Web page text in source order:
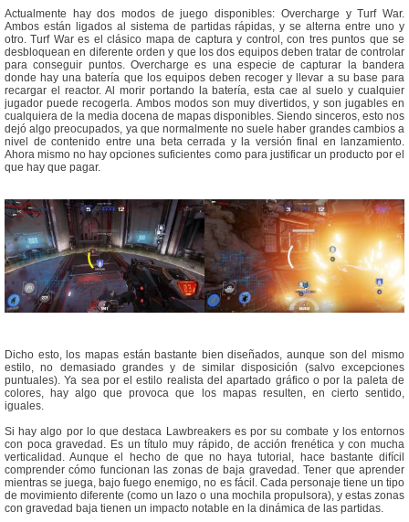
Actualmente hay dos modos de juego disponibles: Overcharge y Turf War.
Ambos están ligados al sistema de partidas rápidas, y se alterna entre uno y
otro. Turf War es el clásico mapa de captura y control, con tres puntos que se
desbloquean en diferente orden y que los dos equipos deben tratar de controlar
para conseguir puntos. Overcharge es una especie de capturar la bandera
donde hay una batería que los equipos deben recoger y llevar a su base para
recargar el reactor. Al morir portando la batería, esta cae al suelo y cualquier
jugador puede recogerla. Ambos modos son muy divertidos, y son jugables en
cualquiera de la media docena de mapas disponibles. Siendo sinceros, esto nos
dejó algo preocupados, ya que normalmente no suele haber grandes cambios a
nivel de contenido entre una beta cerrada y la versión final en lanzamiento.
Ahora mismo no hay opciones suficientes como para justificar un producto por el
que hay que pagar.
Dicho esto, los mapas están bastante bien diseñados, aunque son del mismo
estilo, no demasiado grandes y de similar disposición (salvo excepciones
puntuales). Ya sea por el estilo realista del apartado gráfico o por la paleta de
colores, hay algo que provoca que los mapas resulten, en cierto sentido,
iguales.
Si hay algo por lo que destaca Lawbreakers es por su combate y los entornos
con poca gravedad. Es un título muy rápido, de acción frenética y con mucha
verticalidad. Aunque el hecho de que no haya tutorial, hace bastante difícil
comprender cómo funcionan las zonas de baja gravedad. Tener que aprender
mientras se juega, bajo fuego enemigo, no es fácil. Cada personaje tiene un tipo
de movimiento diferente (como un lazo o una mochila propulsora), y estas zonas
con gravedad baja tienen un impacto notable en la dinámica de las partidas.